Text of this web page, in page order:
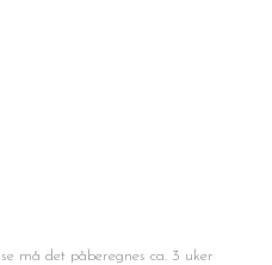
må det påberegnes ca. 3 uker